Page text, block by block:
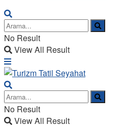
No Result
View All Result
No Result
View All Result